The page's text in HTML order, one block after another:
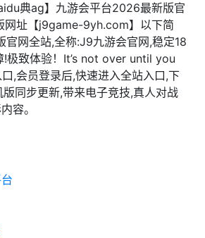
典ag】九游会平台2026最新版官
网址【j9game-9yh.com】以下简
网全站,全称:J9九游会官网,稳定18
!极致体验！It’s not over until you
,会员登录后,快速进入全站入口,下
同步更新,带来电子竞技,真人对战
容。